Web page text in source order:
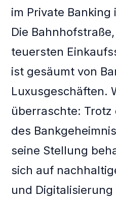
im Private
Die
teuersten
ist gesäumt von
Luxusgeschäften.
überraschte: Trotz
des
seine Stellung
sich auf
und